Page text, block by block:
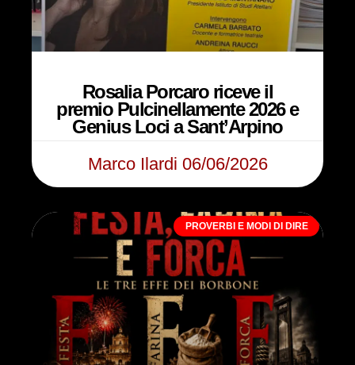
Rosalia Porcaro riceve il
premio Pulcinellamente 2026 e
Genius Loci a Sant’Arpino
Marco Ilardi 06/06/2026
PROVERBI E MODI DI DIRE